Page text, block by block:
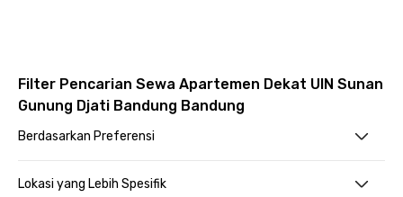
Filter Pencarian Sewa Apartemen Dekat UIN Sunan
Gunung Djati Bandung Bandung
Berdasarkan Preferensi
Lokasi yang Lebih Spesifik